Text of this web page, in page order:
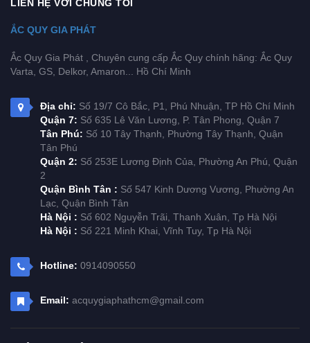
LIÊN HỆ VỚI CHÚNG TÔI
ẮC QUY GIA PHÁT
Ắc Quy Gia Phát , Chuyên cung cấp Ắc Quy chính hãng: Ắc Quy
Varta, GS, Delkor, Amaron... Hồ Chí Minh
Địa chỉ: Số 19/7 Cô Bắc, P1, Phú Nhuận, TP Hồ Chí Minh
Quận 7: Số 635 Lê Văn Lương, P. Tân Phong, Quận 7
Tân Phú: Số 10 Tây Thạnh, Phường Tây Thạnh, Quận
Tân Phú
Quận 2: Số 253E Lương Định Của, Phường An Phú, Quận
2
Quận Bình Tân : Số 547 Kinh Dương Vương, Phường An
Lạc, Quận Bình Tân
Hà Nội : Số 602 Nguyễn Trãi, Thanh Xuân, Tp Hà Nội
Hà Nội : Số 221 Minh Khai, Vĩnh Tuy, Tp Hà Nội
Hotline: 0914090550
Email: acquygiaphathcm@gmail.com